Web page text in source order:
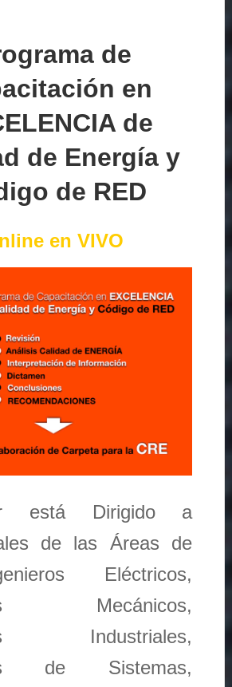
de
en
de
de Energía y
de RED
en VIVO
está Dirigido a
de las Áreas de
Eléctricos,
Mecánicos,
Industriales,
de Sistemas,